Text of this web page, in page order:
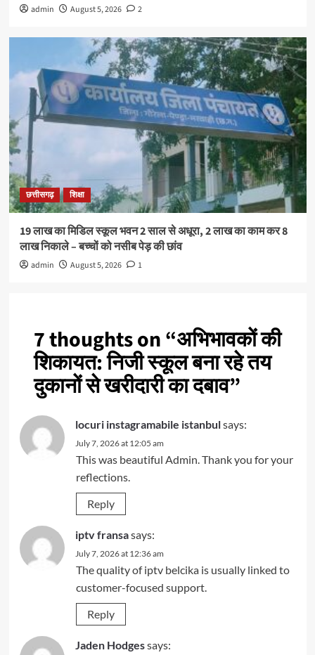
admin August 5, 2026 2
छत्तीसगढ़ शिक्षा
19 लाख का मिडिल स्कूल भवन 2 साल से अधूरा, 2 लाख का काम कर 8
लाख निकाले – बच्चों को नसीब पेड़ की छांव
admin August 5, 2026 1
7 thoughts on “अभिभावकों की
शिकायत: निजी स्कूल बना रहे तय
दुकानों से खरीदारी का दबाव”
locuri instagramabile istanbulsays:
July 7, 2026 at 12:05 am
This was beautiful Admin. Thank you for your
reflections.
Reply
iptv fransasays:
July 7, 2026 at 12:36 am
The quality of iptv belcika is usually linked to
customer-focused support.
Reply
Jaden Hodgessays: